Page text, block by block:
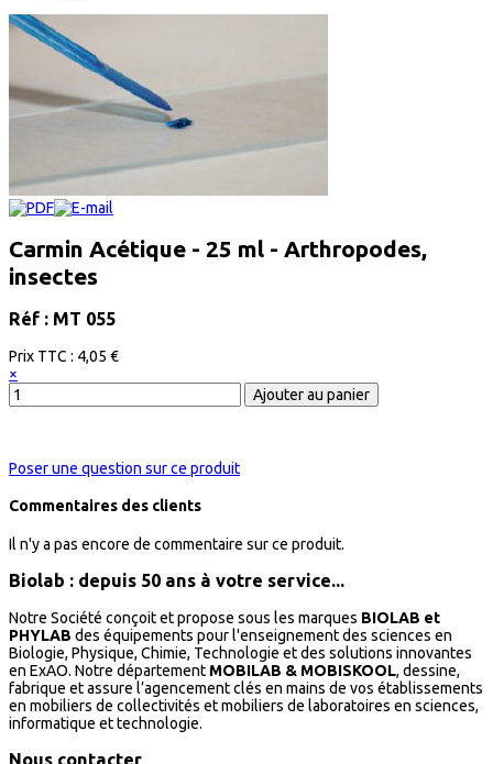
Carmin Acétique - 25 ml - Arthropodes,
insectes
Réf : MT 055
Prix ​​TTC : 4,05 €
×
Poser une question sur ce produit
Commentaires des clients
Il n'y a pas encore de commentaire sur ce produit.
Biolab : depuis 50 ans à votre service...
Notre Société conçoit et propose sous les marques BIOLAB et
PHYLAB des équipements pour l'enseignement des sciences en
Biologie, Physique, Chimie, Technologie et des solutions innovantes
en ExAO. Notre département MOBILAB & MOBISKOOL, dessine,
fabrique et assure l’agencement clés en mains de vos établissements
en mobiliers de collectivités et mobiliers de laboratoires en sciences,
informatique et technologie.
Nous contacter